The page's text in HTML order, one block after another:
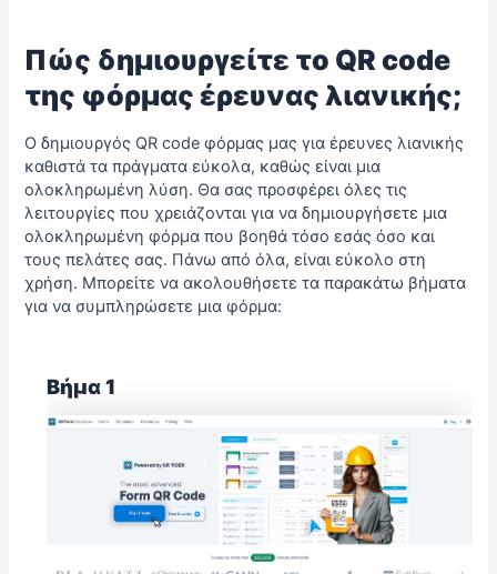
Πώς δημιουργείτε το QR code
της φόρμας έρευνας λιανικής;
Ο δημιουργός QR code φόρμας μας για έρευνες λιανικής
καθιστά τα πράγματα εύκολα, καθώς είναι μια
ολοκληρωμένη λύση. Θα σας προσφέρει όλες τις
λειτουργίες που χρειάζονται για να δημιουργήσετε μια
ολοκληρωμένη φόρμα που βοηθά τόσο εσάς όσο και
τους πελάτες σας. Πάνω από όλα, είναι εύκολο στη
χρήση. Μπορείτε να ακολουθήσετε τα παρακάτω βήματα
για να συμπληρώσετε μια φόρμα:
Βήμα 1